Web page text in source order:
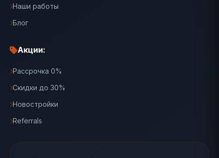
Наши работы
Блог
Акции:
Рассрочка 0%
Скидки до 30%
Новостройки
Referrals